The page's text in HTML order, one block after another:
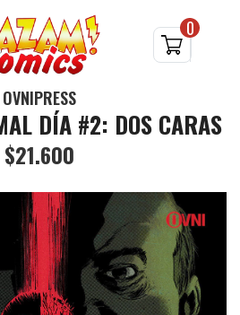
0
OVNIPRESS
DÍA #2: DOS CARAS
$21.600